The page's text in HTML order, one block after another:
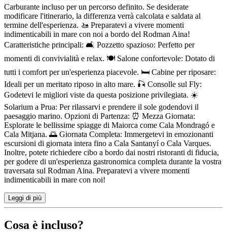
Carburante incluso per un percorso definito. Se desiderate
modificare l'itinerario, la differenza verrà calcolata e saldata al
termine dell'esperienza. 🚤 Preparatevi a vivere momenti
indimenticabili in mare con noi a bordo del Rodman Aina!
Caratteristiche principali: 🛋️ Pozzetto spazioso: Perfetto per
momenti di convivialità e relax. 🍽️ Salone confortevole: Dotato di
tutti i comfort per un'esperienza piacevole. 🛏️ Cabine per riposare:
Ideali per un meritato riposo in alto mare. 🎣 Consolle sul Fly:
Godetevi le migliori viste da questa posizione privilegiata. ☀️
Solarium a Prua: Per rilassarvi e prendere il sole godendovi il
paesaggio marino. Opzioni di Partenza: ⏰ Mezza Giornata:
Esplorate le bellissime spiagge di Maiorca come Cala Mondragó e
Cala Mitjana. 🌅 Giornata Completa: Immergetevi in emozionanti
escursioni di giornata intera fino a Cala Santanyí o Cala Varques.
Inoltre, potete richiedere cibo a bordo dai nostri ristoranti di fiducia,
per godere di un'esperienza gastronomica completa durante la vostra
traversata sul Rodman Aina. Preparatevi a vivere momenti
indimenticabili in mare con noi!
Leggi di più
Cosa è incluso?